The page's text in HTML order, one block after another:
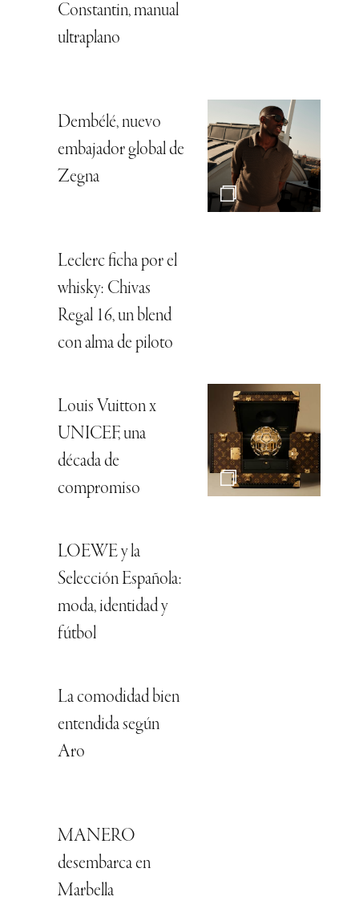
Constantin, manual
ultraplano
Dembélé, nuevo
embajador global de
Zegna
Leclerc ficha por el
whisky: Chivas
Regal 16, un blend
con alma de piloto
Louis Vuitton x
UNICEF, una
década de
compromiso
LOEWE y la
Selección Española:
moda, identidad y
fútbol
La comodidad bien
entendida según
Aro
MANERO
desembarca en
Marbella